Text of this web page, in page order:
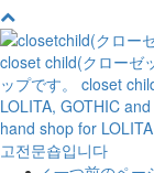
closet child(クローゼ
ップです。
closet
LOLITA, GOTHIC
hand shop for
고전문숍입니다